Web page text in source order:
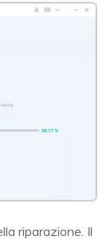
riparazione. Il